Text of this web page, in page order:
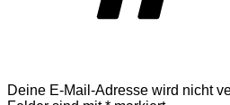
Deine E-Mail-Adresse wird nicht